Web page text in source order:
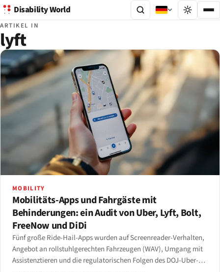
Disability World
ARTIKEL IN
lyft
MOBILITY
Mobilitäts-Apps und Fahrgäste mit
Behinderungen: ein Audit von Uber, Lyft, Bolt,
FreeNow und DiDi
Fünf große Ride-Hail-Apps wurden auf Screenreader-Verhalten,
Angebot an rollstuhlgerechten Fahrzeugen (WAV), Umgang mit
Assistenztieren und die regulatorischen Folgen des DOJ-Uber-